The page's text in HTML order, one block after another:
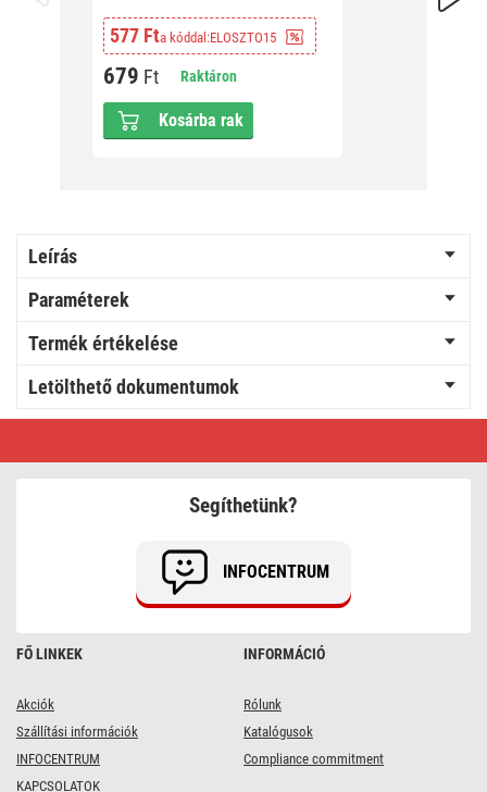
577 Fta kóddal:ELOSZTO15
679 Ft Raktáron
Kosárba rak
Leírás
Paraméterek
Termék értékelése
Letölthető dokumentumok
FŐ LINKEK
Akciók
Szállítási információk
INFOCENTRUM
KAPCSOLATOK
INFORMÁCIÓ
Rólunk
Katalógusok
Compliance commitment
Segíthetünk?
INFOCENTRUM